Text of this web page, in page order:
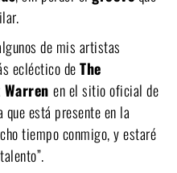
de mis artistas
ecléctico deThe
en el sitio oficial de
que está presente en la
tiempo conmigo, y estaré